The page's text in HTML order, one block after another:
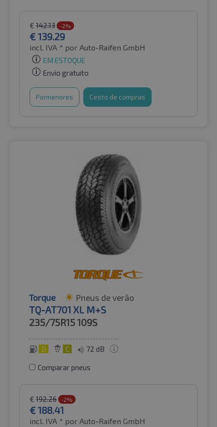
€ 142.13 -2%
€139.29
incl. IVA * por Auto-Raifen GmbH
EM ESTOQUE
Envio gratuito
Pormenores Cesto de compras
Torque Pneus de verão
TQ-AT701 XL M+S
235/75R15109S
D C 72 dB
Comparar pneus
€ 192.26 -2%
€188.41
incl. IVA * por Auto-Raifen GmbH